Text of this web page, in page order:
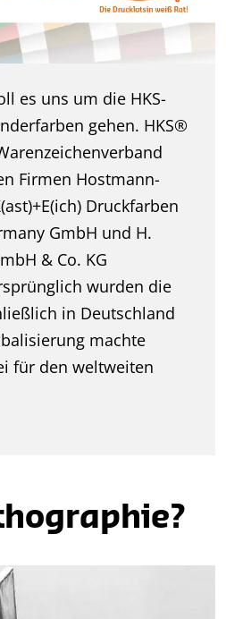
es uns um die HKS-
gehen. HKS®
Firmen Hostmann-
Druckfarben
GmbH und H.
& Co. KG
wurden die
in Deutschland
machte
für den weltweiten